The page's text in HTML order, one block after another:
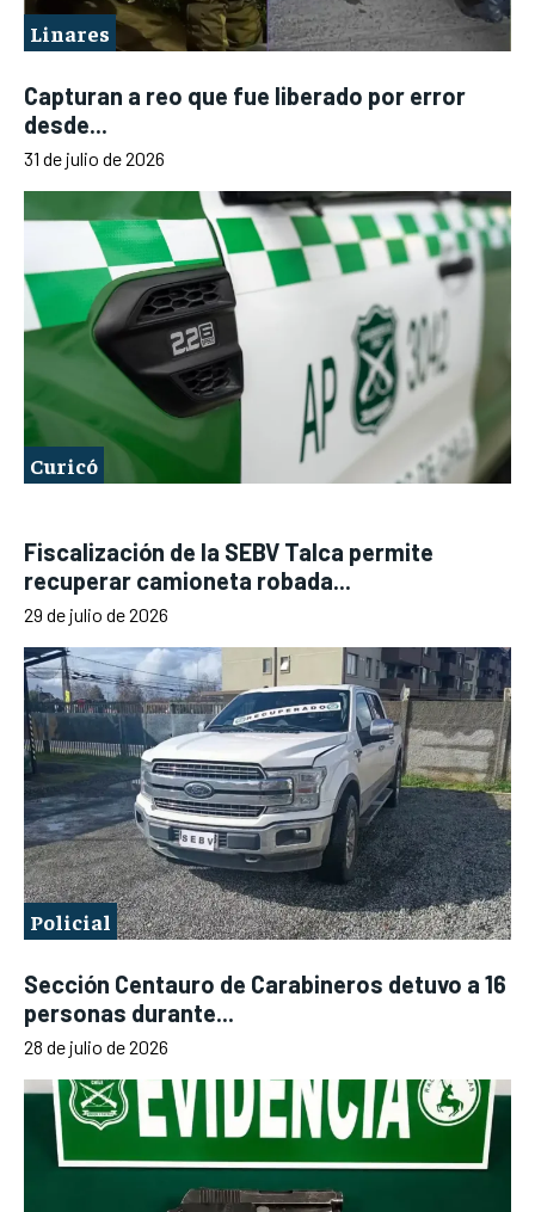
Linares
Capturan a reo que fue liberado por error
desde...
31 de julio de 2026
Curicó
Fiscalización de la SEBV Talca permite
recuperar camioneta robada...
29 de julio de 2026
Policial
Sección Centauro de Carabineros detuvo a 16
personas durante...
28 de julio de 2026